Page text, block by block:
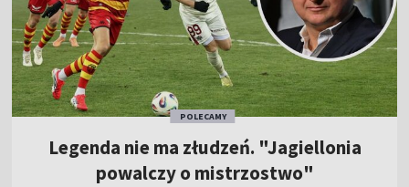
POLECAMY
Legenda nie ma złudzeń. "Jagiellonia
powalczy o mistrzostwo"